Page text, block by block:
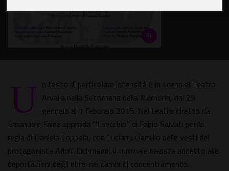
U n testo di particolare intensità è in scena al Teatro
Arvalia nella Settimana della Memoria, dal 29
gennaio al 1 febbraio 2015. Nel teatro diretto da
Emanuele Faina approda “Il secchio” di Fabio Salvati per la
regia di Daniela Coppola, con Luciano Ciamillo nelle vesti del
protagonista Adolf Eichmann, il criminale nazista addetto alle
deportazioni degli ebrei nei campi di concentramento.